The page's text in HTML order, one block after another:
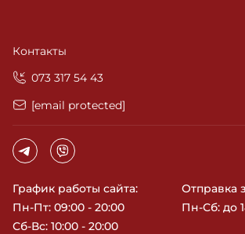
Контакты
‎073 317 54 43
[email protected]
График работы сайта:
Пн-Пт: 09:00 - 20:00
Сб-Вс: 10:00 - 20:00
Отправка
Пн-Сб: до